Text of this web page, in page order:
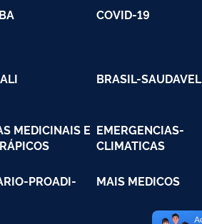
COVID-19
BRASIL-SAUDAVEL
MEDICINAIS E EMERGENCIAS-
CLIMATICAS
PROADI-
MAIS MEDICOS